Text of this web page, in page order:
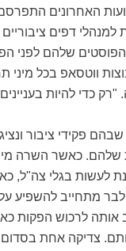
האחרונים
למנהלי דפים
שלהם לפני
ווטסאפ בכל מיני
כדי להיות
פקידי ציבור
שלהם. כאשר השרה
לעשות בגלי צה"ל,
מתחייב להשפיע
אותה לרכוש הפקות
צדיקה אחת בסדום